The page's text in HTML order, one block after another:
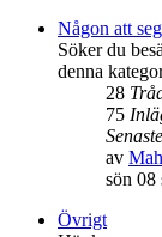
Någon att
Söker du
denna
28
75
av
sön 08
Övrigt